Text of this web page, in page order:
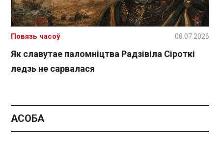
Як славутае паломніцтва Радзівіла Сіроткі
ледзь не сарвалася
Повязь часоў 08.07.2026
АСОБА